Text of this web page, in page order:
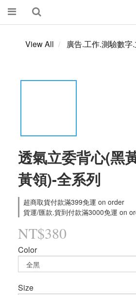
View All 廣告.工作.測驗數字
透氣立委背心(黑
黃領)-全系列
超商取貨付款滿399免運 on order
貨運/匯款.貨到付款滿3000免運 on
NT$380
Color
Size